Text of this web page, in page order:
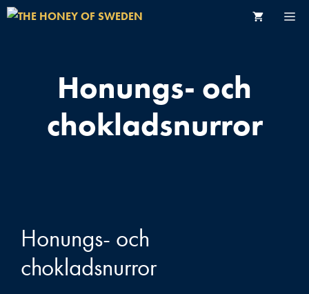
Skip
ABOUT US
Honungs- och
chokladsnurror
Honungs- och
chokladsnurror